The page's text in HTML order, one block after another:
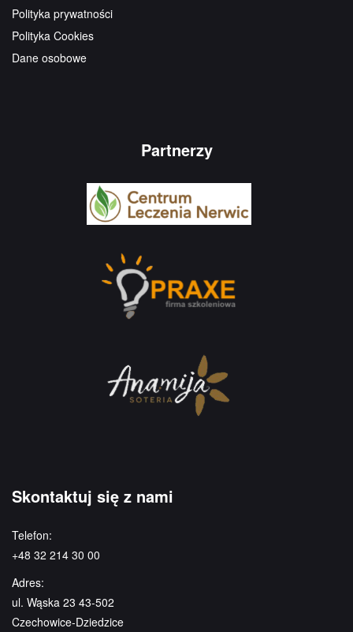
Polityka prywatności
Polityka Cookies
Dane osobowe
Partnerzy
Skontaktuj się z nami
Telefon:
+48 32 214 30 00
Adres:
ul. Wąska 23 43-502
Czechowice-Dziedzice